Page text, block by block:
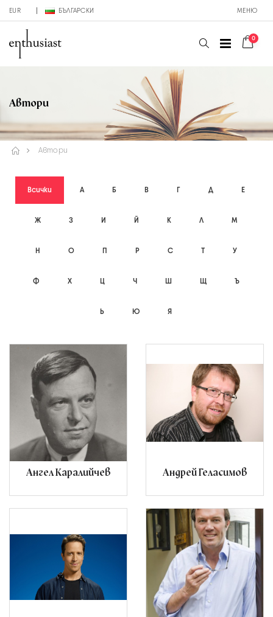
EUR БЪЛГАРСКИ МЕНЮ
0
Автори
Автори
Всички А Б В Г Д Е
Ж З И Й К Л М
Н О П Р С Т У
Ф Х Ц Ч Ш Щ Ъ
Ь Ю Я
Ангел Каралийчев Андрей Геласимов